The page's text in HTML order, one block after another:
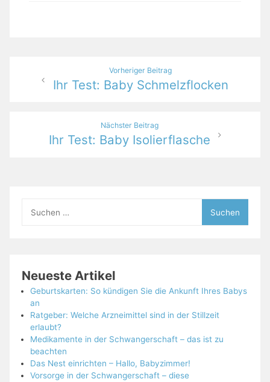
Beitragsnavigation
Vorheriger Beitrag
Ihr Test: Baby Schmelzflocken
Nächster Beitrag
Ihr Test: Baby Isolierflasche
nach:
Neueste Artikel
Geburtskarten: So kündigen Sie die Ankunft Ihres Babys
an
Ratgeber: Welche Arzneimittel sind in der Stillzeit
erlaubt?
Medikamente in der Schwangerschaft – das ist zu
beachten
Das Nest einrichten – Hallo, Babyzimmer!
Vorsorge in der Schwangerschaft – diese